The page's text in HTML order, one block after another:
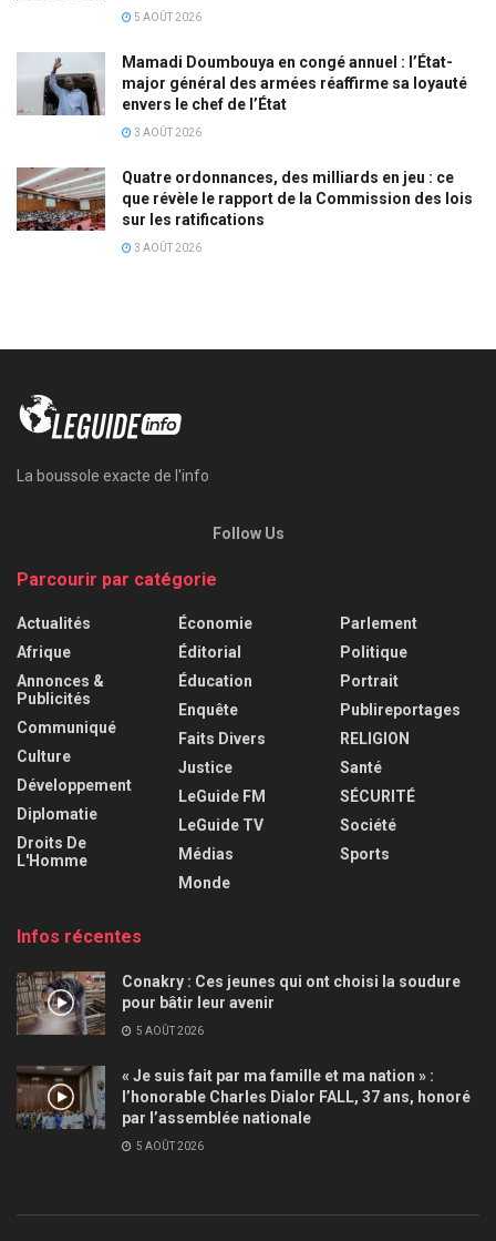
5 AOÛT 2026
Mamadi Doumbouya en congé annuel : l’État-
major général des armées réaffirme sa loyauté
envers le chef de l’État
3 AOÛT 2026
Quatre ordonnances, des milliards en jeu : ce
que révèle le rapport de la Commission des lois
sur les ratifications
3 AOÛT 2026
La boussole exacte de l'info
Follow Us
Parcourir par catégorie
Actualités
Afrique
Annonces &
Publicités
Communiqué
Culture
Développement
Diplomatie
Droits De
L'Homme
Économie
Éditorial
Éducation
Enquête
Faits Divers
Justice
LeGuide FM
LeGuide TV
Médias
Monde
Parlement
Politique
Portrait
Publireportages
RELIGION
Santé
SÉCURITÉ
Société
Sports
Infos récentes
Conakry : Ces jeunes qui ont choisi la soudure
pour bâtir leur avenir
5 AOÛT 2026
« Je suis fait par ma famille et ma nation » :
l’honorable Charles Dialor FALL, 37 ans, honoré
par l’assemblée nationale
5 AOÛT 2026